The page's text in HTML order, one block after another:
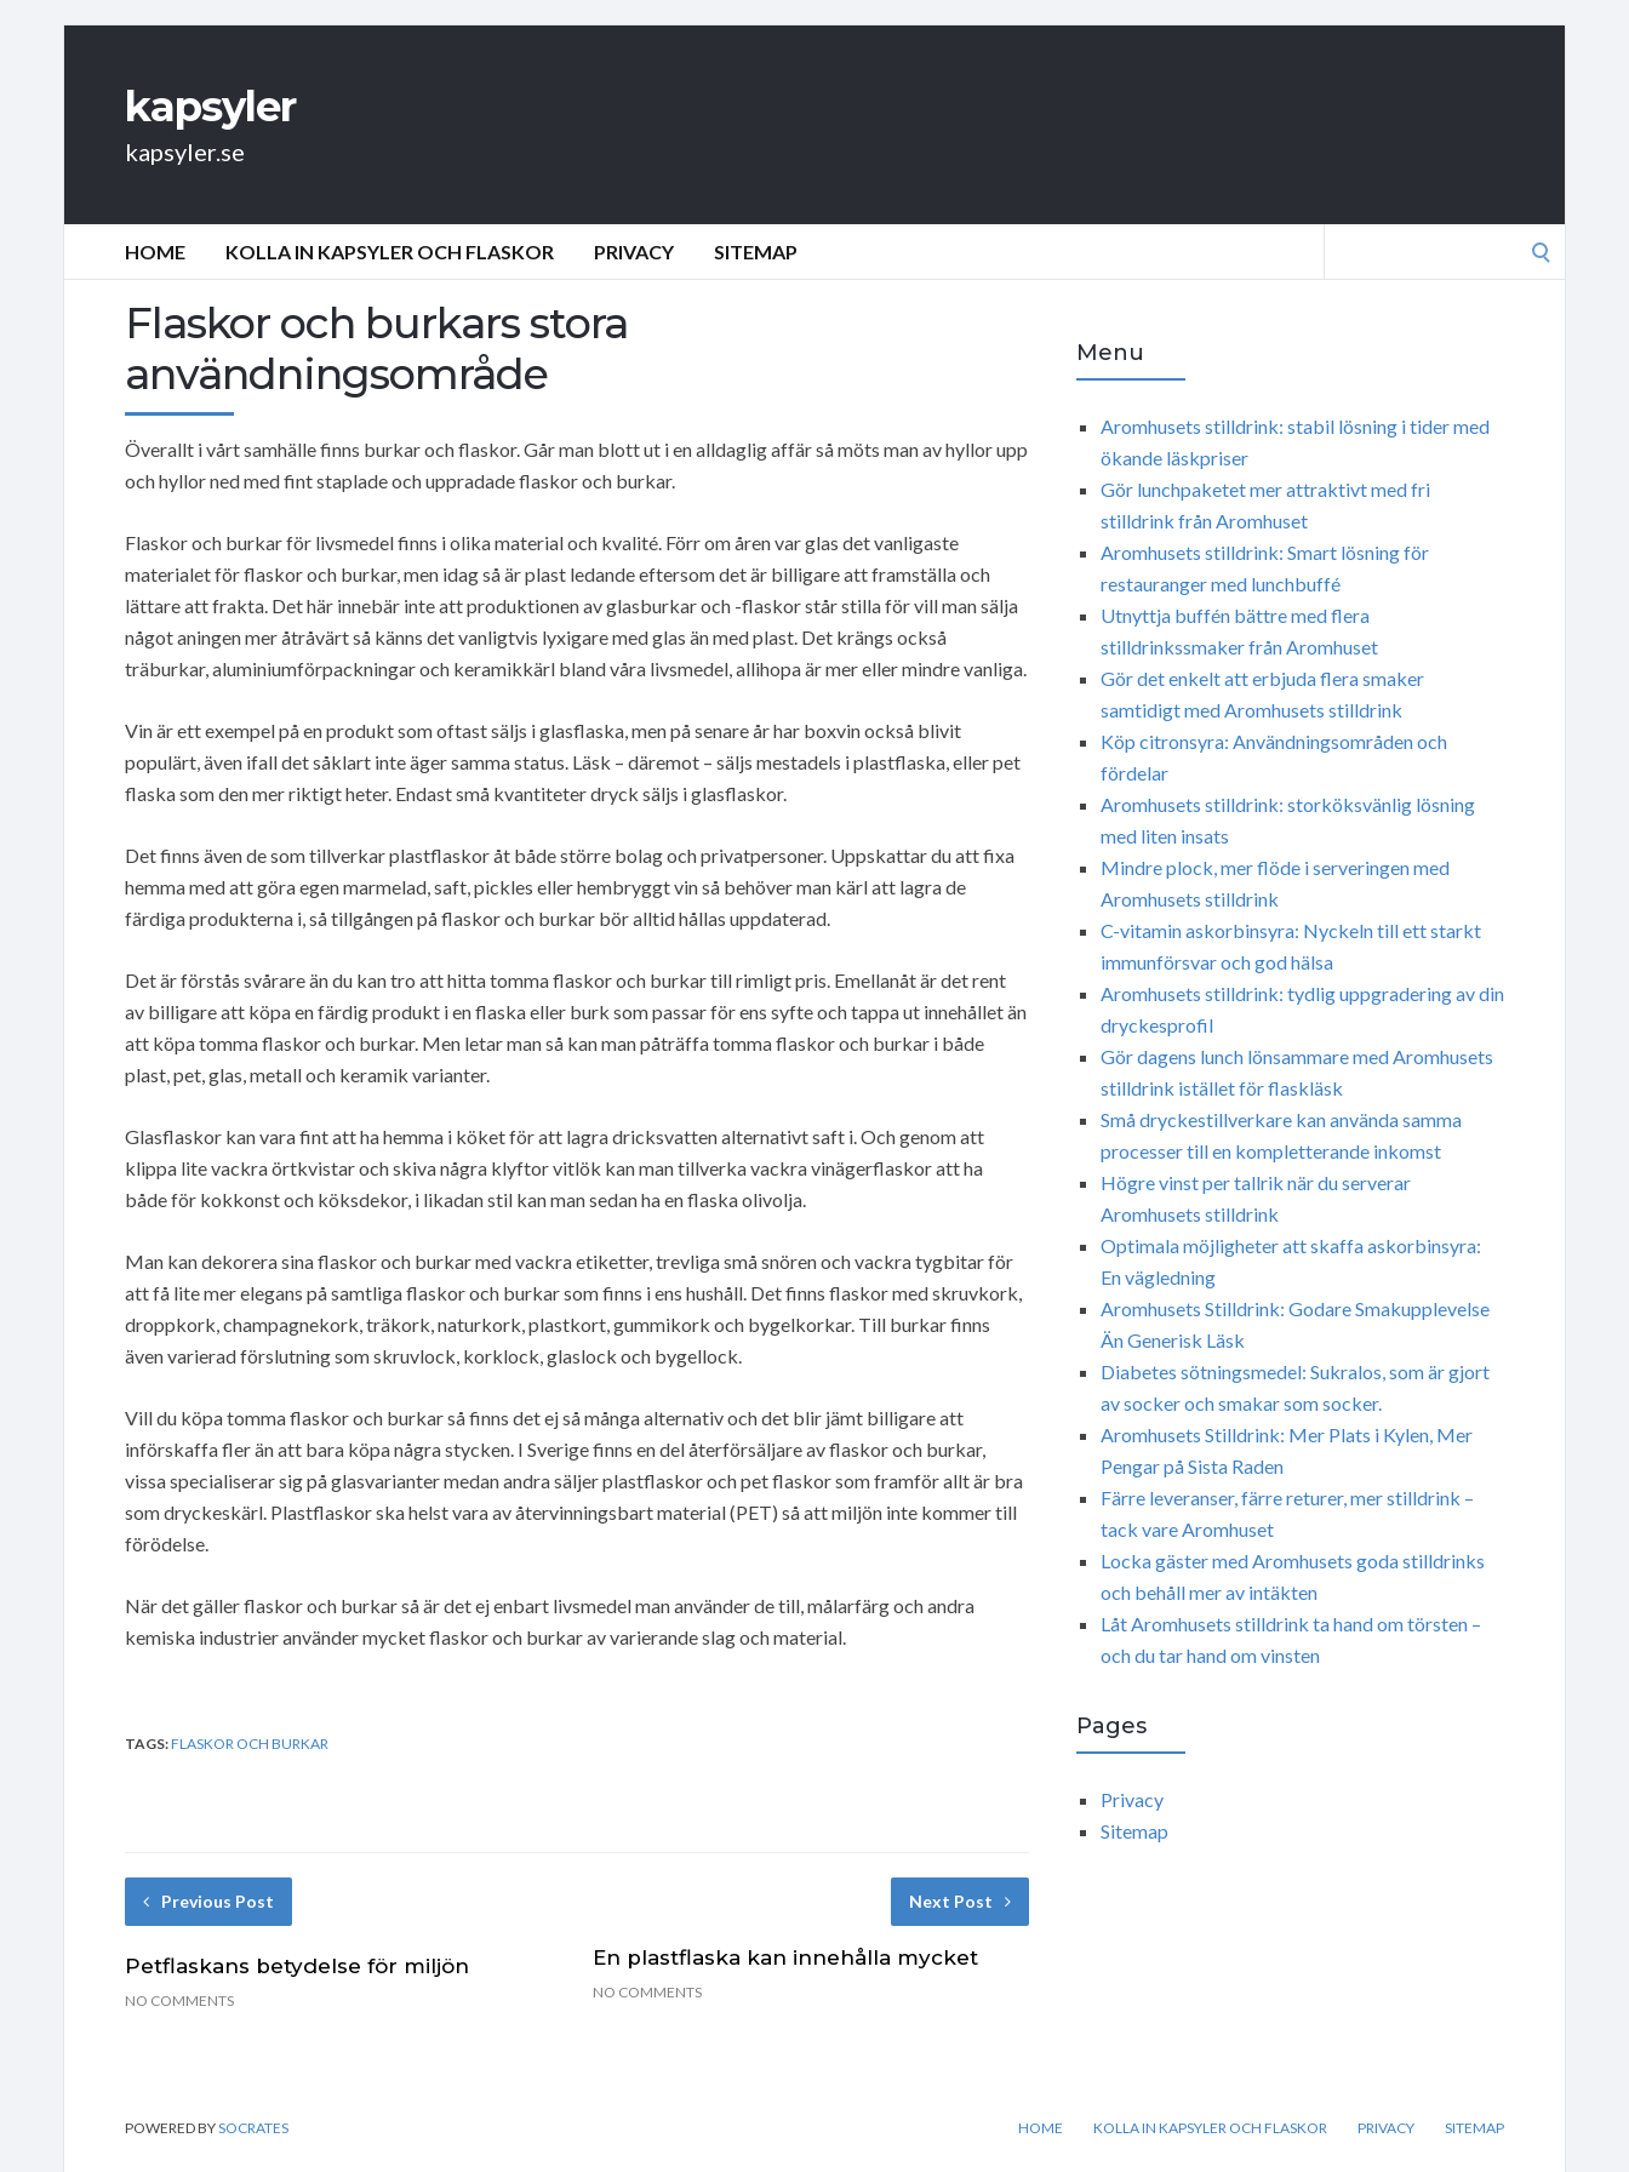
kapsyler
kapsyler.se
HOME KOLLA IN KAPSYLER OCH FLASKOR PRIVACY SITEMAP
Flaskor och burkars stora
användningsområde
Överallt i vårt samhälle finns burkar och flaskor. Går man blott ut i en alldaglig affär så möts man av hyllor upp
och hyllor ned med fint staplade och uppradade flaskor och burkar.
Flaskor och burkar för livsmedel finns i olika material och kvalité. Förr om åren var glas det vanligaste
materialet för flaskor och burkar, men idag så är plast ledande eftersom det är billigare att framställa och
lättare att frakta. Det här innebär inte att produktionen av glasburkar och -flaskor står stilla för vill man sälja
något aningen mer åtråvärt så känns det vanligtvis lyxigare med glas än med plast. Det krängs också
träburkar, aluminiumförpackningar och keramikkärl bland våra livsmedel, allihopa är mer eller mindre vanliga.
Vin är ett exempel på en produkt som oftast säljs i glasflaska, men på senare år har boxvin också blivit
populärt, även ifall det såklart inte äger samma status. Läsk – däremot – säljs mestadels i plastflaska, eller pet
flaska som den mer riktigt heter. Endast små kvantiteter dryck säljs i glasflaskor.
Det finns även de som tillverkar plastflaskor åt både större bolag och privatpersoner. Uppskattar du att fixa
hemma med att göra egen marmelad, saft, pickles eller hembryggt vin så behöver man kärl att lagra de
färdiga produkterna i, så tillgången på flaskor och burkar bör alltid hållas uppdaterad.
Det är förstås svårare än du kan tro att hitta tomma flaskor och burkar till rimligt pris. Emellanåt är det rent
av billigare att köpa en färdig produkt i en flaska eller burk som passar för ens syfte och tappa ut innehållet än
att köpa tomma flaskor och burkar. Men letar man så kan man påträffa tomma flaskor och burkar i både
plast, pet, glas, metall och keramik varianter.
Glasflaskor kan vara fint att ha hemma i köket för att lagra dricksvatten alternativt saft i. Och genom att
klippa lite vackra örtkvistar och skiva några klyftor vitlök kan man tillverka vackra vinägerflaskor att ha
både för kokkonst och köksdekor, i likadan stil kan man sedan ha en flaska olivolja.
Man kan dekorera sina flaskor och burkar med vackra etiketter, trevliga små snören och vackra tygbitar för
att få lite mer elegans på samtliga flaskor och burkar som finns i ens hushåll. Det finns flaskor med skruvkork,
droppkork, champagnekork, träkork, naturkork, plastkort, gummikork och bygelkorkar. Till burkar finns
även varierad förslutning som skruvlock, korklock, glaslock och bygellock.
Vill du köpa tomma flaskor och burkar så finns det ej så många alternativ och det blir jämt billigare att
införskaffa fler än att bara köpa några stycken. I Sverige finns en del återförsäljare av flaskor och burkar,
vissa specialiserar sig på glasvarianter medan andra säljer plastflaskor och pet flaskor som framför allt är bra
som dryckeskärl. Plastflaskor ska helst vara av återvinningsbart material (PET) så att miljön inte kommer till
förödelse.
När det gäller flaskor och burkar så är det ej enbart livsmedel man använder de till, målarfärg och andra
kemiska industrier använder mycket flaskor och burkar av varierande slag och material.
TAGS:FLASKOR OCH BURKAR
Previous Post
Petflaskans betydelse för miljön
NO COMMENTS
Next Post
En plastflaska kan innehålla mycket
NO COMMENTS
Menu
Aromhusets stilldrink: stabil lösning i tider med
ökande läskpriser
Gör lunchpaketet mer attraktivt med fri
stilldrink från Aromhuset
Aromhusets stilldrink: Smart lösning för
restauranger med lunchbuffé
Utnyttja buffén bättre med flera
stilldrinkssmaker från Aromhuset
Gör det enkelt att erbjuda flera smaker
samtidigt med Aromhusets stilldrink
Köp citronsyra: Användningsområden och
fördelar
Aromhusets stilldrink: storköksvänlig lösning
med liten insats
Mindre plock, mer flöde i serveringen med
Aromhusets stilldrink
C-vitamin askorbinsyra: Nyckeln till ett starkt
immunförsvar och god hälsa
Aromhusets stilldrink: tydlig uppgradering av din
dryckesprofil
Gör dagens lunch lönsammare med Aromhusets
stilldrink istället för flaskläsk
Små dryckestillverkare kan använda samma
processer till en kompletterande inkomst
Högre vinst per tallrik när du serverar
Aromhusets stilldrink
Optimala möjligheter att skaffa askorbinsyra:
En vägledning
Aromhusets Stilldrink: Godare Smakupplevelse
Än Generisk Läsk
Diabetes sötningsmedel: Sukralos, som är gjort
av socker och smakar som socker.
Aromhusets Stilldrink: Mer Plats i Kylen, Mer
Pengar på Sista Raden
Färre leveranser, färre returer, mer stilldrink –
tack vare Aromhuset
Locka gäster med Aromhusets goda stilldrinks
och behåll mer av intäkten
Låt Aromhusets stilldrink ta hand om törsten –
och du tar hand om vinsten
Pages
Privacy
Sitemap
POWERED BYSOCRATES HOME KOLLA IN KAPSYLER OCH FLASKOR PRIVACY SITEMAP